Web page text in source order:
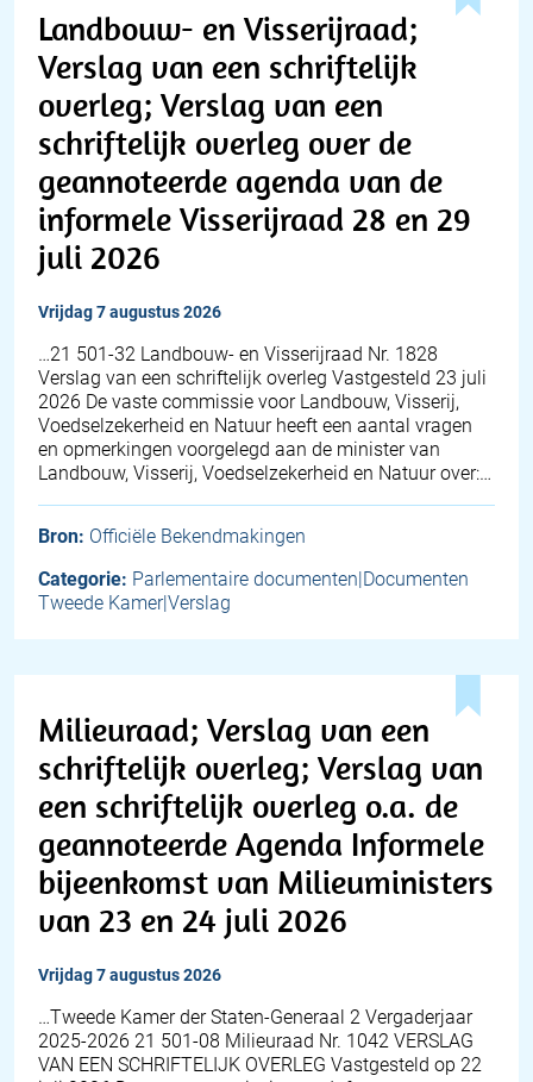
Landbouw- en Visserijraad;
Verslag van een schriftelijk
overleg; Verslag van een
schriftelijk overleg over de
geannoteerde agenda van de
informele Visserijraad 28 en 29
juli 2026
vrijdag 7 augustus 2026
…21 501-32 Landbouw- en Visserijraad Nr. 1828
Verslag van een schriftelijk overleg Vastgesteld 23 juli
2026 De vaste commissie voor Landbouw, Visserij,
Voedselzekerheid en Natuur heeft een aantal vragen
en opmerkingen voorgelegd aan de minister van
Landbouw, Visserij, Voedselzekerheid en Natuur over:…
Bron: Officiële Bekendmakingen
Categorie: Parlementaire documenten|Documenten
Tweede Kamer|Verslag
Milieuraad; Verslag van een
schriftelijk overleg; Verslag van
een schriftelijk overleg o.a. de
geannoteerde Agenda Informele
bijeenkomst van Milieuministers
van 23 en 24 juli 2026
vrijdag 7 augustus 2026
…Tweede Kamer der Staten-Generaal 2 Vergaderjaar
2025-2026 21 501-08 Milieuraad Nr. 1042 VERSLAG
VAN EEN SCHRIFTELIJK OVERLEG Vastgesteld op 22